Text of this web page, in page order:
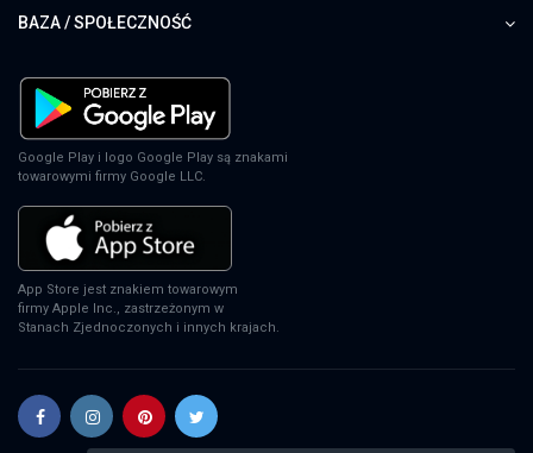
BAZA / SPOŁECZNOŚĆ
Google Play i logo Google Play są znakami
towarowymi firmy Google LLC.
App Store jest znakiem towarowym
firmy Apple Inc., zastrzeżonym w
Stanach Zjednoczonych i innych krajach.